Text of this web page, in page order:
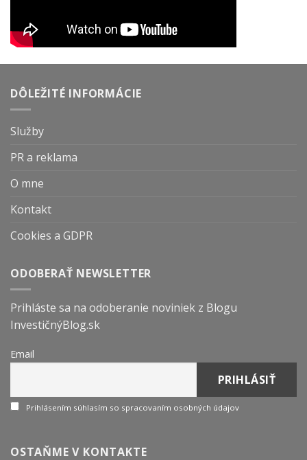
DÔLEŽITÉ INFORMÁCIE
Služby
PR a reklama
O mne
Kontakt
Cookies a GDPR
ODOBERAŤ NEWSLETTER
Prihláste sa na odoberanie noviniek z Blogu
InvestičnýBlog.sk
Email
Prihlásením súhlasím so spracovaním osobných údajov
OSTAŇME V KONTAKTE